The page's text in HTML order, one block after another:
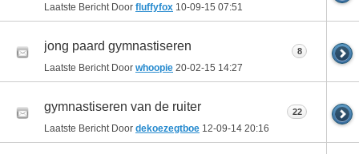
Laatste Bericht Door fluffyfox 10-09-15 07:51
jong paard gymnastiseren
Laatste Bericht Door whoopie 20-02-15 14:27
8
gymnastiseren van de ruiter
Laatste Bericht Door dekoezegtboe 12-09-14 20:16
22